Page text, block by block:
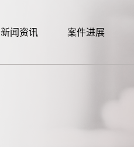
新闻资讯 案件进展